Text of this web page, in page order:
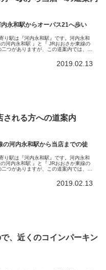
永和駅からオーパス21へ歩い
り駅は『河内永和駅』です。河内永和
河内永和駅 』と『 JRおおさか東線の
つがありますが、この道案内では、近
2019.02.13
れる方への道案内
の河内永和駅から当店までの徒
り駅は『河内永和駅』です。河内永和
河内永和駅 』と『 JRおおさか東線の
つがありますが、この道案内では、
2019.02.13
、近くのコインパーキン